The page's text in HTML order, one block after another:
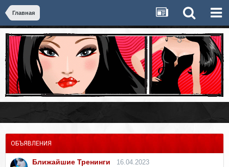
Главная
ОБЪЯВЛЕНИЯ
Ближайшие Тренинги
16.04.2023